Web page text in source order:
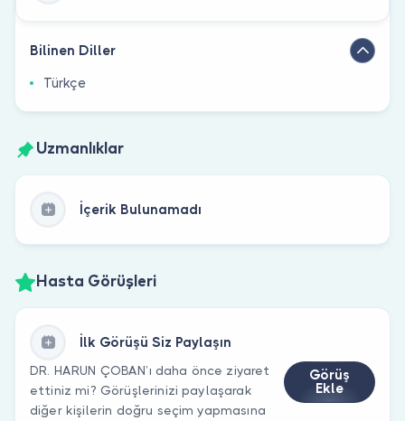
Bilinen Diller
Türkçe
Uzmanlıklar
İçerik Bulunamadı
Hasta Görüşleri
İlk Görüşü Siz Paylaşın
DR. HARUN ÇOBAN’ı daha önce ziyaret
ettiniz mi? Görüşlerinizi paylaşarak
diğer kişilerin doğru seçim yapmasına
Görüş
Ekle